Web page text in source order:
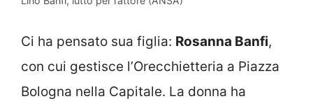
Ci ha pensato sua figlia: Rosanna Banfi,
con cui gestisce l’Orecchietteria a Piazza
Bologna nella Capitale. La donna ha